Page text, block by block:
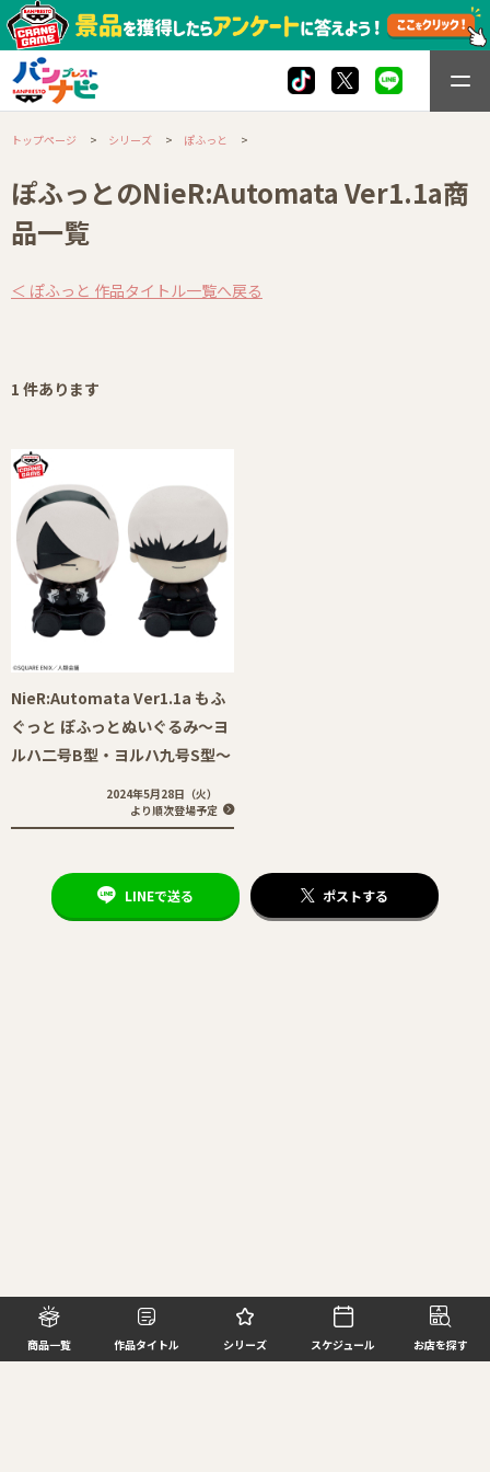
商品一覧 作品タイトル シリーズ スケジュール お店を探す
トップページ シリーズ ぽふっと
ぽふっとのNieR:Automata Ver1.1a商
品一覧
＜ ぽふっと 作品タイトル一覧へ戻る
1 件あります
NieR:Automata Ver1.1a もふ
ぐっと ぽふっとぬいぐるみ～ヨ
ルハ二号B型・ヨルハ九号S型～
2024年5月28日（火）
より順次登場予定
LINEで送る ポストする